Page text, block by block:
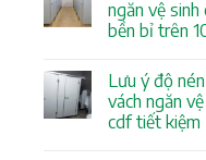
ngăn vệ
bền bỉ trên
Lưu ý độ
vách ngăn
cdf tiết kiệm